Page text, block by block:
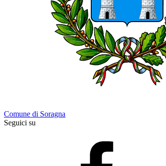
Comune di Soragna
Seguici su